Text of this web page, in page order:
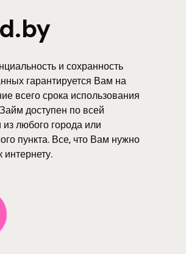
и сохранность
гарантируется Вам на
всего срока использования
доступен по всей
из любого города или
пункта. Все, что Вам нужно
интернету.